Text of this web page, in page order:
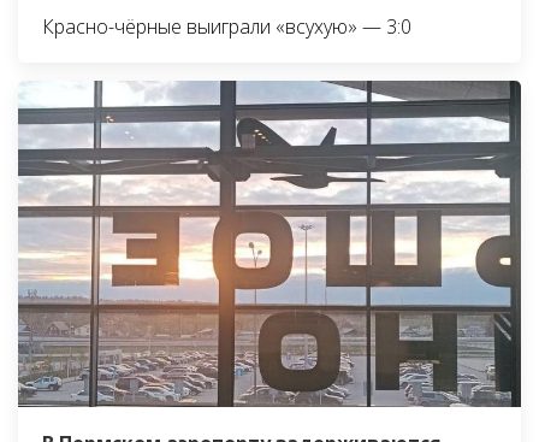
Красно-чёрные выиграли «всухую» — 3:0